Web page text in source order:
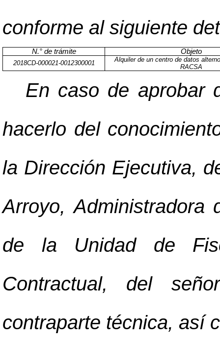
conforme al siguiente
N.° de trámite Objeto
2018CD-000021-0012300001
Alquiler de un centro de datos
RACSA
En caso de aprobar
hacerlo del
la Dirección Ejecutiva,
Arroyo, Administradora
de la Unidad de
Contractual, del
contraparte técnica, así